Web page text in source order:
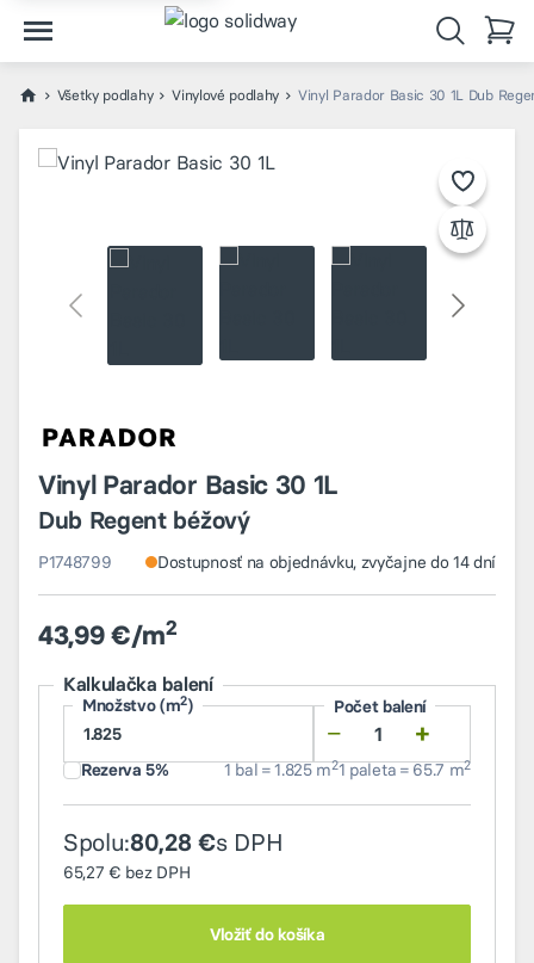
Všetky podlahy Vinylové podlahy Vinyl Parador Basic 30 1L Dub
Vinyl Parador Basic 30 1L
Dub Regent béžový
P1748799 Dostupnosť na objednávku, zvyčajne do 14 dní
43,99 €/m2
Kalkulačka balení
Množstvo (m2) Počet balení
− +
Rezerva 5% 1 bal = 1.825 m21 paleta = 65.7 m2
Spolu:80,28 €s DPH
65,27 € bez DPH
Vložiť do košíka